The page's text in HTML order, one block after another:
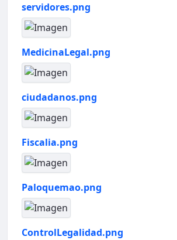
servidores.png
MedicinaLegal.png
ciudadanos.png
Fiscalia.png
Paloquemao.png
ControlLegalidad.png